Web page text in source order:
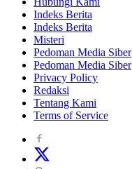
Indeks Berita
Indeks Berita
Misteri
Pedoman Media Siber
Pedoman Media Siber
Privacy Policy
Redaksi
Tentang Kami
Terms of Service